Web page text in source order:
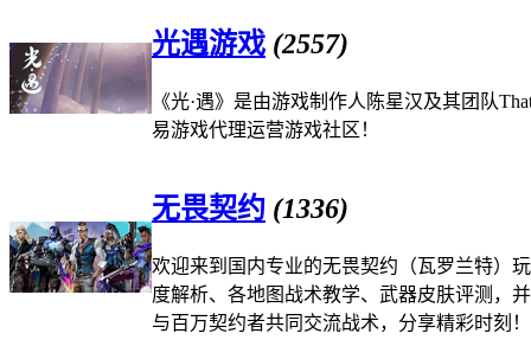
光遇游戏 (2557)
《光·遇》是由游戏制作人陈星汉及其团队
易游戏代理运营游戏社区！
无畏契约 (1336)
欢迎来到国内专业的无畏契约（瓦罗兰特）
度解析、各地图战术教学、武器皮肤评测，
与百万契约者共同交流战术，分享精彩时刻！